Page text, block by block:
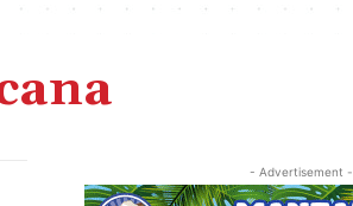
- Advertisement -